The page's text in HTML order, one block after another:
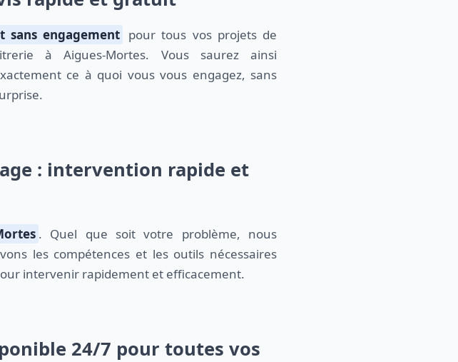
sans engagement pour tous vos projets de
à Aigues-Mortes. Vous saurez ainsi
ce à quoi vous vous engagez, sans
: intervention rapide et
. Quel que soit votre problème, nous
les compétences et les outils nécessaires
intervenir rapidement et efficacement.
24/7 pour toutes vos